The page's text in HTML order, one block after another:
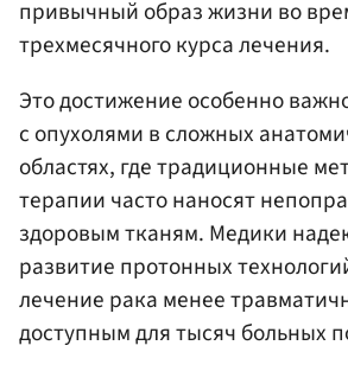
привычный образ жизни во
трехмесячного курса лечения.
Это достижение особенно
с опухолями в сложных
областях, где традиционные
терапии часто наносят
здоровым тканям. Медики
развитие протонных
лечение рака менее
доступным для тысяч больных